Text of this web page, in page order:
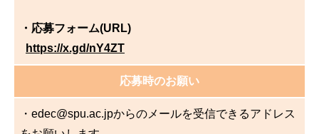
・応募フォーム(URL)
https://x.gd/nY4ZT
応募時のお願い
・edec@spu.ac.jpからのメールを受信できるアドレス